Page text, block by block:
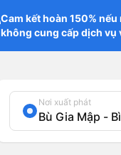
Cam kết hoàn 150% nếu
không cung cấp dịch vụ
Nơi xuất phát